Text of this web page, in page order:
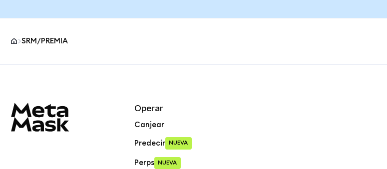
SRM/PREMIA
Operar
Canjear
Predecir NUEVA
Perps NUEVA